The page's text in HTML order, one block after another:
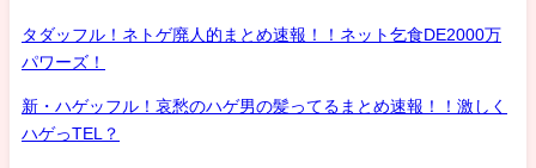
タダッフル！ネトゲ廃人的まとめ速報！！ネット乞食DE2000万
パワーズ！
新・ハゲッフル！哀愁のハゲ男の髪ってるまとめ速報！！激しく
ハゲっTEL？